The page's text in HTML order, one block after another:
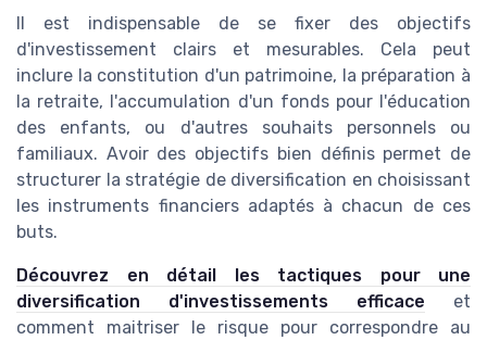
Il est indispensable de se fixer des objectifs
d'investissement clairs et mesurables. Cela peut
inclure la constitution d'un patrimoine, la préparation à
la retraite, l'accumulation d'un fonds pour l'éducation
des enfants, ou d'autres souhaits personnels ou
familiaux. Avoir des objectifs bien définis permet de
structurer la stratégie de diversification en choisissant
les instruments financiers adaptés à chacun de ces
buts.
Découvrez en détail les tactiques pour une
diversification d'investissements efficace et
comment maitriser le risque pour correspondre au